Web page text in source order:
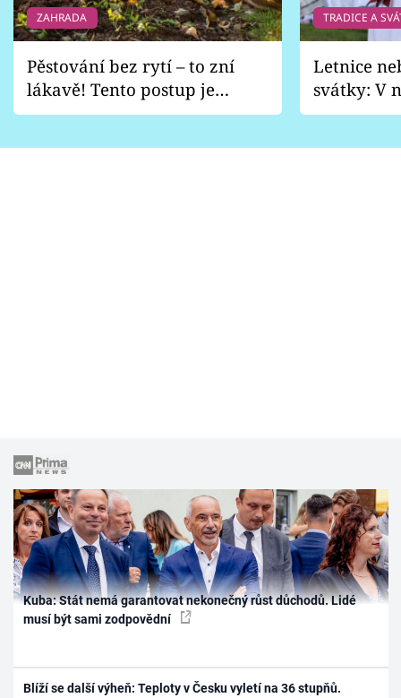
ZAHRADA
Pěstování bez rytí – to zní
lákavě! Tento postup je
vhodný jen pro některé
TRADICE A
Letnice
svátky: V
pondělí
Kuba: Stát nemá garantovat nekonečný růst důchodů. Lidé
musí být sami zodpovědní
Blíží se další výheň: Teploty v Česku vyletí na 36 stupňů.